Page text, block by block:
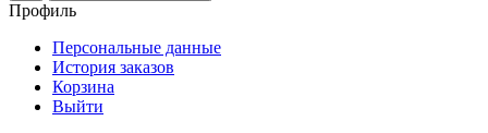
Профиль
Персональные данные
История заказов
Корзина
Выйти